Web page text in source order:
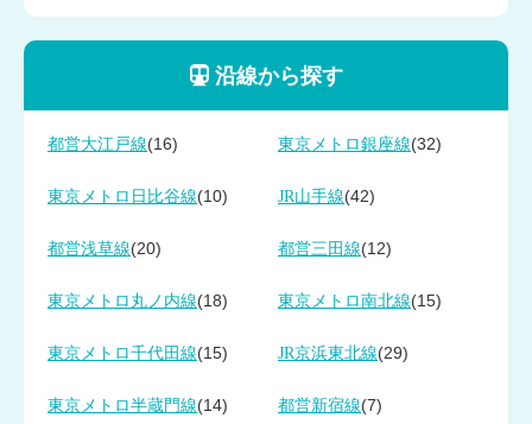
沿線から探す
都営大江戸線(16) 東京メトロ銀座線(32)
東京メトロ日比谷線(10) JR山手線(42)
都営浅草線(20) 都営三田線(12)
東京メトロ丸ノ内線(18) 東京メトロ南北線(15)
東京メトロ千代田線(15) JR京浜東北線(29)
東京メトロ半蔵門線(14) 都営新宿線(7)